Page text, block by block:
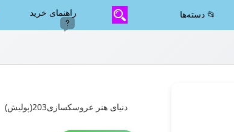
📂 دسته‌ها راهنمای خرید
دنیای هنر عروسکسازی203(پولیش)